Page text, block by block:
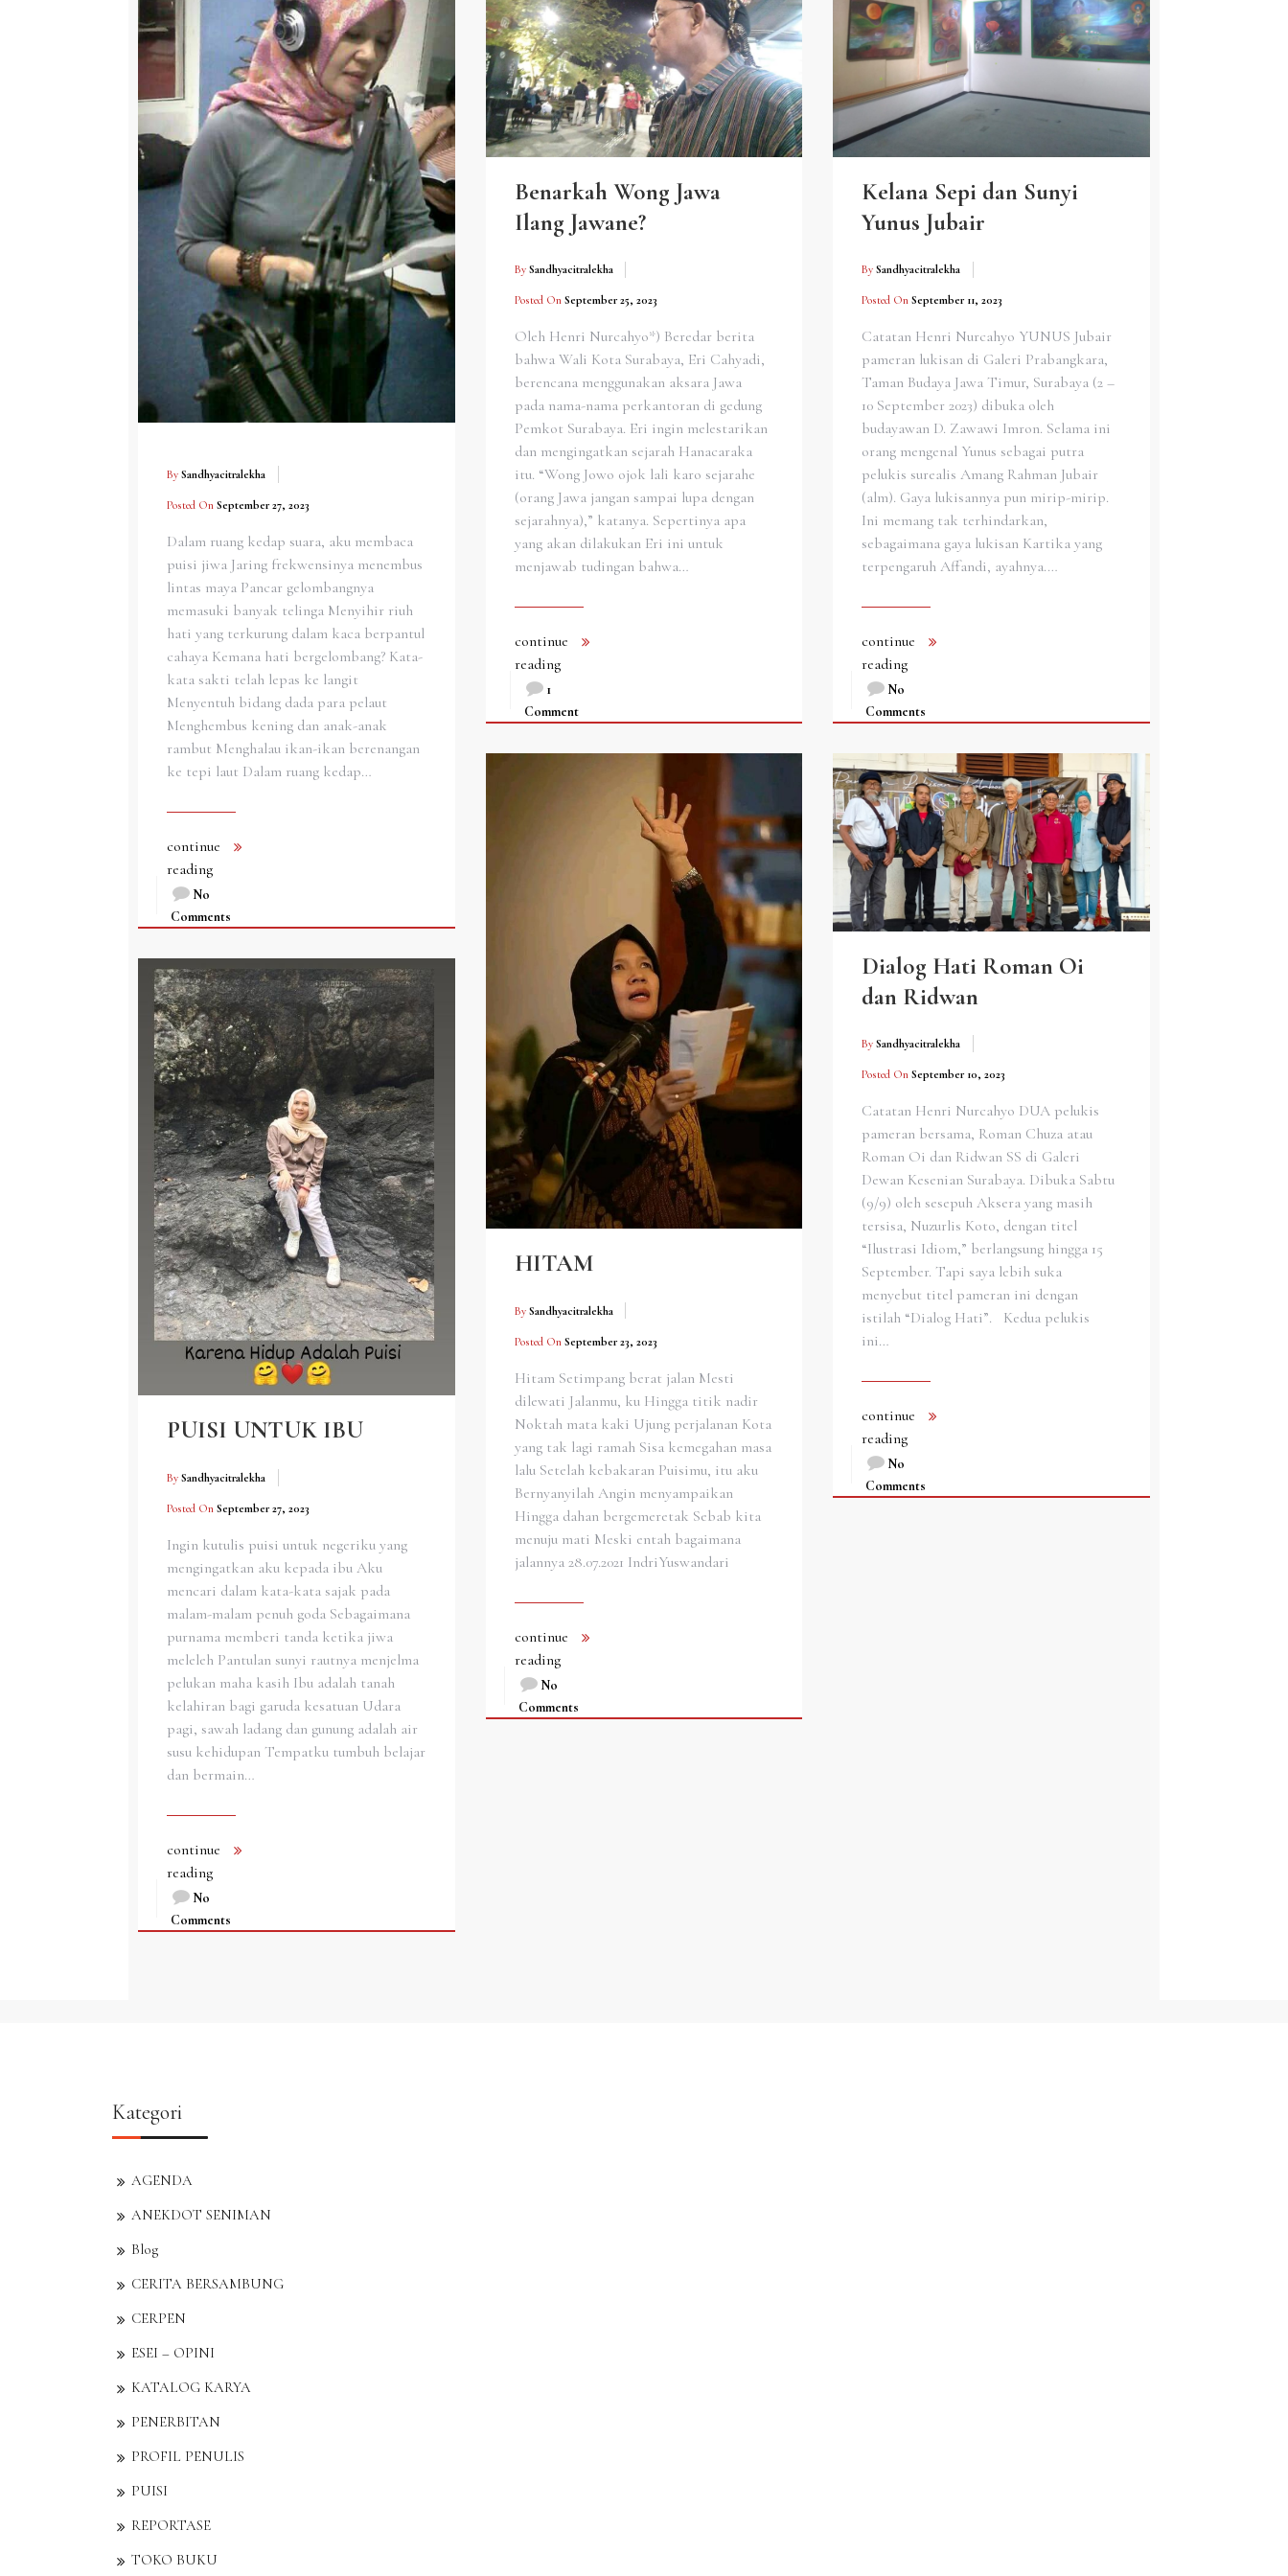
BySandhyacitralekha
Posted OnSeptember 27, 2023
Dalam ruang kedap suara, aku membaca
puisi jiwa Jaring frekwensinya menembus
lintas maya Pancar gelombangnya
memasuki banyak telinga Menyihir riuh
hati yang terkurung dalam kaca berpantul
cahaya Kemana hati bergelombang? Kata-
kata sakti telah lepas ke langit
Menyentuh bidang dada para pelaut
Menghembus kening dan anak-anak
rambut Menghalau ikan-ikan berenangan
ke tepi laut Dalam ruang kedap…
continue
reading
No
Comments
PUISI UNTUK IBU
BySandhyacitralekha
Posted OnSeptember 27, 2023
Ingin kutulis puisi untuk negeriku yang
mengingatkan aku kepada ibu Aku
mencari dalam kata-kata sajak pada
malam-malam penuh goda Sebagaimana
purnama memberi tanda ketika jiwa
meleleh Pantulan sunyi rautnya menjelma
pelukan maha kasih Ibu adalah tanah
kelahiran bagi garuda kesatuan Udara
pagi, sawah ladang dan gunung adalah air
susu kehidupan Tempatku tumbuh belajar
dan bermain…
continue
reading
No
Comments
Benarkah Wong Jawa
Ilang Jawane?
By Sandhyacitralekha
Posted On September 25, 2023
Oleh Henri Nurcahyo*) Beredar berita
bahwa Wali Kota Surabaya, Eri Cahyadi,
berencana menggunakan aksara Jawa
pada nama-nama perkantoran di gedung
Pemkot Surabaya. Eri ingin melestarikan
dan mengingatkan sejarah Hanacaraka
itu. “Wong Jowo ojok lali karo sejarahe
(orang Jawa jangan sampai lupa dengan
sejarahnya),” katanya. Sepertinya apa
yang akan dilakukan Eri ini untuk
menjawab tudingan bahwa…
continue
reading
1
Comment
HITAM
By Sandhyacitralekha
Posted On September 23, 2023
Hitam Setimpang berat jalan Mesti
dilewati Jalanmu, ku Hingga titik nadir
Noktah mata kaki Ujung perjalanan Kota
yang tak lagi ramah Sisa kemegahan masa
lalu Setelah kebakaran Puisimu, itu aku
Bernyanyilah Angin menyampaikan
Hingga dahan bergemeretak Sebab kita
menuju mati Meski entah bagaimana
jalannya 28.07.2021 IndriYuswandari
continue
reading
No
Comments
Kelana Sepi dan Sunyi
Yunus Jubair
BySandhyacitralekha
Posted OnSeptember 11, 2023
Catatan Henri Nurcahyo YUNUS Jubair
pameran lukisan di Galeri Prabangkara,
Taman Budaya Jawa Timur, Surabaya (2 –
10 September 2023) dibuka oleh
budayawan D. Zawawi Imron. Selama ini
orang mengenal Yunus sebagai putra
pelukis surealis Amang Rahman Jubair
(alm). Gaya lukisannya pun mirip-mirip.
Ini memang tak terhindarkan,
sebagaimana gaya lukisan Kartika yang
terpengaruh Affandi, ayahnya.…
continue
reading
No
Comments
Dialog Hati Roman Oi
dan Ridwan
BySandhyacitralekha
Posted OnSeptember 10, 2023
Catatan Henri Nurcahyo DUA pelukis
pameran bersama, Roman Chuza atau
Roman Oi dan Ridwan SS di Galeri
Dewan Kesenian Surabaya. Dibuka Sabtu
(9/9) oleh sesepuh Aksera yang masih
tersisa, Nuzurlis Koto, dengan titel
“Ilustrasi Idiom,” berlangsung hingga 15
September. Tapi saya lebih suka
menyebut titel pameran ini dengan
istilah “Dialog Hati”. Kedua pelukis
ini…
continue
reading
No
Comments
Kategori
AGENDA
ANEKDOT SENIMAN
Blog
CERITA BERSAMBUNG
CERPEN
ESEI – OPINI
KATALOG KARYA
PENERBITAN
PROFIL PENULIS
PUISI
REPORTASE
TOKO BUKU